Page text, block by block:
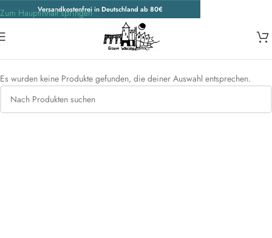
Versandkostenfrei in Deutschland ab 80€
Zum Hauptinhalt springen
Start Wohnen & Accessoires/Bekleidung
Es wurden keine Produkte gefunden, die deiner Auswahl entsprechen.